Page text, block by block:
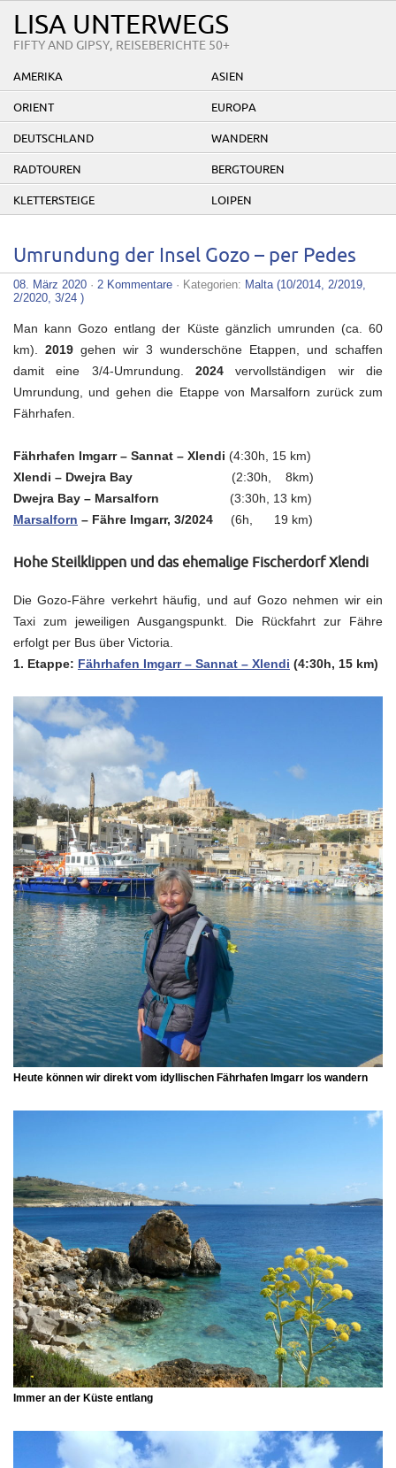
LISA UNTERWEGS
FIFTY AND GIPSY, REISEBERICHTE 50+
AMERIKA ASIEN
ORIENT EUROPA
DEUTSCHLAND WANDERN
RADTOUREN BERGTOUREN
KLETTERSTEIGE LOIPEN
Umrundung der Insel Gozo – per Pedes
08. März 2020 · 2 Kommentare · Kategorien: Malta (10/2014, 2/2019,
2/2020, 3/24 )
Man kann Gozo entlang der Küste gänzlich umrunden (ca. 60
km). 2019 gehen wir 3 wunderschöne Etappen, und schaffen
damit eine 3/4-Umrundung. 2024 vervollständigen wir die
Umrundung, und gehen die Etappe von Marsalforn zurück zum
Fährhafen.
Fährhafen Imgarr – Sannat – Xlendi (4:30h, 15 km)
Xlendi – Dwejra Bay
(2:30h, 8km)
Dwejra Bay – Marsalforn
(3:30h, 13 km)
Marsalforn – Fähre Imgarr, 3/2024 (6h, 19 km)
Hohe Steilklippen und das ehemalige Fischerdorf Xlendi
Die Gozo-Fähre verkehrt häufig, und auf Gozo nehmen wir ein
Taxi zum jeweiligen Ausgangspunkt. Die Rückfahrt zur Fähre
erfolgt per Bus über Victoria.
1. Etappe: Fährhafen Imgarr – Sannat – Xlendi (4:30h, 15 km)
Heute können wir direkt vom idyllischen Fährhafen Imgarr los wandern
Immer an der Küste entlang